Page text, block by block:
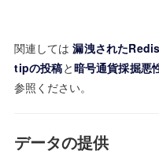
関連しては漏洩された
tipの投稿と暗号通貨採掘悪
参照ください。
データの提供